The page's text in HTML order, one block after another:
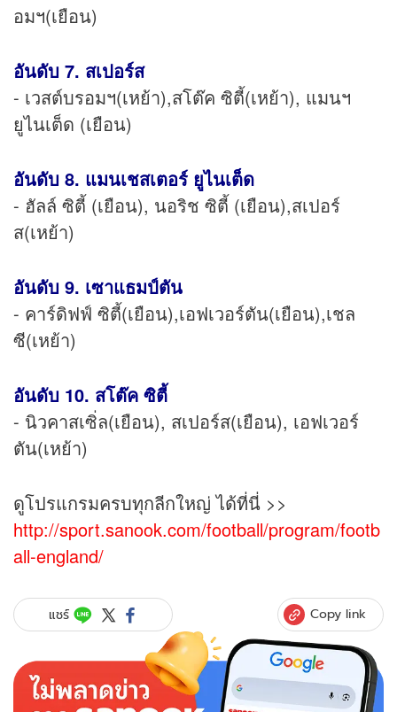
อมฯ(เยือน)
อันดับ 7. สเปอร์ส
- เวสต์บรอมฯ(เหย้า),สโต๊ค ซิตี้(เหย้า), แมนฯ
ยูไนเต็ด (เยือน)
อันดับ 8. แมนเชสเตอร์ ยูไนเต็ด
- ฮัลล์ ซิตี้ (เยือน), นอริช ซิตี้ (เยือน),สเปอร์
ส(เหย้า)
อันดับ 9. เซาแธมป์ตัน
- คาร์ดิฟฟ์ ซิตี้(เยือน),เอฟเวอร์ตัน(เยือน),เชล
ซี(เหย้า)
อันดับ 10. สโต๊ค ซิตี้
- นิวคาสเซิ่ล(เยือน), สเปอร์ส(เยือน), เอฟเวอร์
ตัน(เหย้า)
ดูโปรแกรมครบทุกลีกใหญ่ ได้ที่นี่ >>
http://sport.sanook.com/football/program/footb
all-england/
แชร์ Copy link